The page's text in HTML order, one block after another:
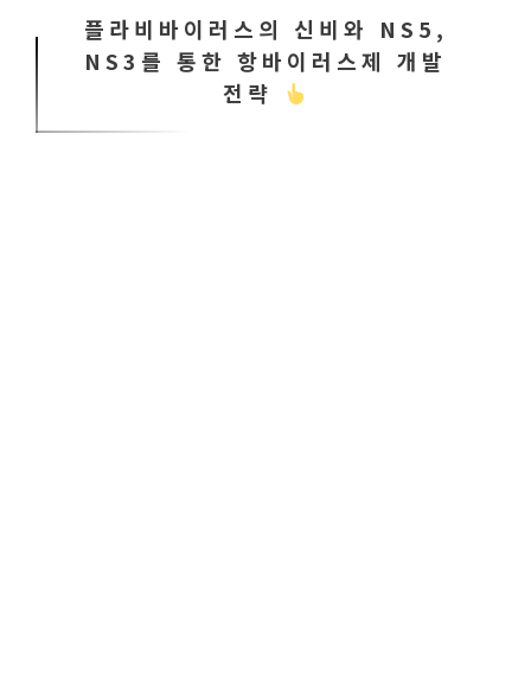
플라비바이러스의 신비와 NS5,
NS3를 통한 항바이러스제 개발
전략